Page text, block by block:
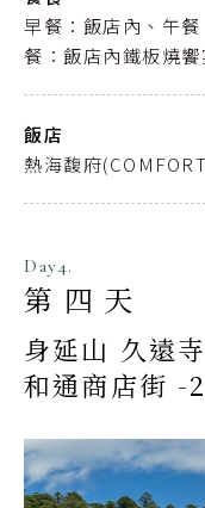
早餐：飯店內、午
餐：飯店內鐵板燒饗
飯店
熱海馥府
Day4.
第四天
身延山 久遠
和通商店街 -